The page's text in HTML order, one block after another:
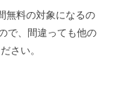
無料の対象になるの
で、間違っても他の
さい。